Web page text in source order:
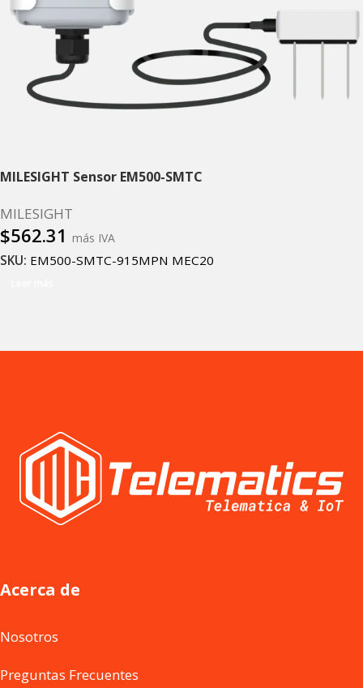
MILESIGHT Sensor EM500-SMTC
MILESIGHT
$562.31 más IVA
SKU: EM500-SMTC-915MPN MEC20
Acerca de
Nosotros
Preguntas Frecuentes